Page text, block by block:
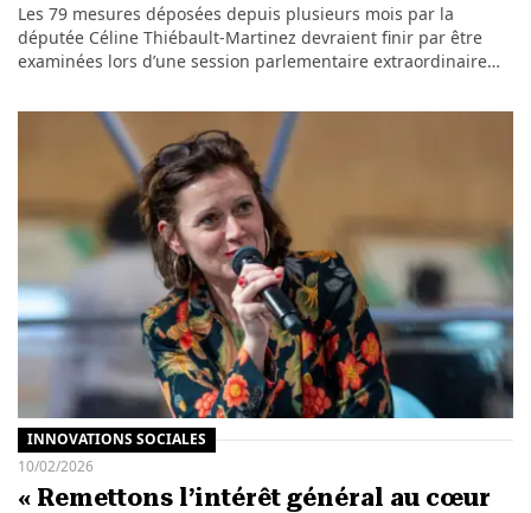
Les 79 mesures déposées depuis plusieurs mois par la
députée Céline Thiébault-Martinez devraient finir par être
examinées lors d’une session parlementaire extraordinaire…
INNOVATIONS SOCIALES
10/02/2026
« Remettons l’intérêt général au cœur